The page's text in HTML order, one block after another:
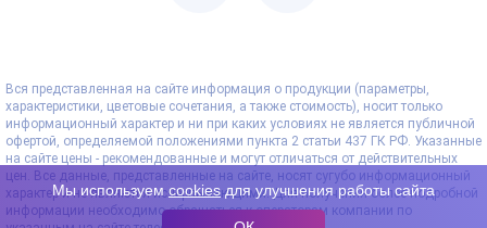
Вся представленная на сайте информация о продукции (параметры,
характеристики, цветовые сочетания, а также стоимость), носит только
информационный характер и ни при каких условиях не является публичной
офертой, определяемой положениями пункта 2 статьи 437 ГК РФ. Указанные
на сайте цены - рекомендованные и могут отличаться от действительных
цен. Все данные, представленные на сайте, носят сугубо информационный
характер и не являются исчерпывающими. Для получения более подробной
информации необходимо обращаться к операторам компании по
Мы используемcookiesдля улучшения работы сайта